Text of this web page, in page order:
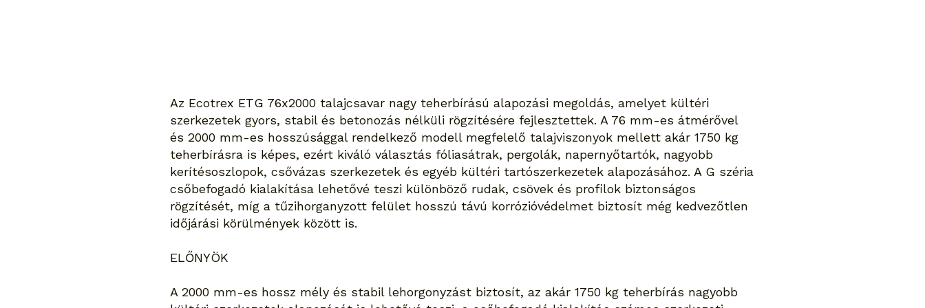
Az Ecotrex ETG 76x2000 talajcsavar nagy teherbírású alapozási megoldás, amelyet kültéri
szerkezetek gyors, stabil és betonozás nélküli rögzítésére fejlesztettek. A 76 mm-es átmérővel
és 2000 mm-es hosszúsággal rendelkező modell megfelelő talajviszonyok mellett akár 1750 kg
teherbírásra is képes, ezért kiváló választás fóliasátrak, pergolák, napernyőtartók, nagyobb
kerítésoszlopok, csővázas szerkezetek és egyéb kültéri tartószerkezetek alapozásához. A G széria
csőbefogadó kialakítása lehetővé teszi különböző rudak, csövek és profilok biztonságos
rögzítését, míg a tűzihorganyzott felület hosszú távú korrózióvédelmet biztosít még kedvezőtlen
időjárási körülmények között is.
ELŐNYÖK
A 2000 mm-es hossz mély és stabil lehorgonyzást biztosít, az akár 1750 kg teherbírás nagyobb